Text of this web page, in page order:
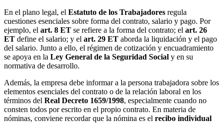
En el plano legal, el Estatuto de los Trabajadores regula
cuestiones esenciales sobre forma del contrato, salario y pago. Por
ejemplo, el art. 8 ET se refiere a la forma del contrato; el art. 26
ET define el salario; y el art. 29 ET aborda la liquidación y el pago
del salario. Junto a ello, el régimen de cotización y encuadramiento
se apoya en la Ley General de la Seguridad Social y en su
normativa de desarrollo.
Además, la empresa debe informar a la persona trabajadora sobre los
elementos esenciales del contrato o de la relación laboral en los
términos del Real Decreto 1659/1998, especialmente cuando no
consten todos por escrito en el propio contrato. En materia de
nóminas, conviene recordar que la nómina es el recibo individual